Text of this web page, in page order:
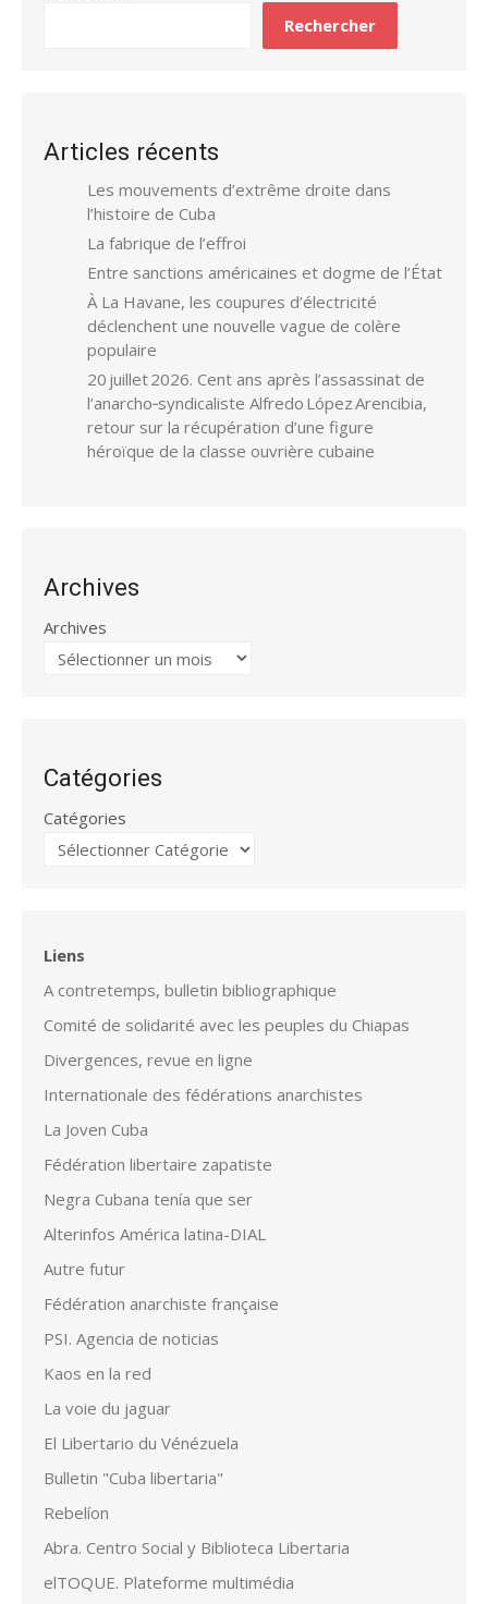
Rechercher
Articles récents
Les mouvements d’extrême droite dans
l’histoire de Cuba
La fabrique de l’effroi
Entre sanctions américaines et dogme de l’État
À La Havane, les coupures d’électricité
déclenchent une nouvelle vague de colère
populaire
20 juillet 2026. Cent ans après l’assassinat de
l’anarcho‑syndicaliste Alfredo López Arencibia,
retour sur la récupération d’une figure
héroïque de la classe ouvrière cubaine
Archives
Archives
Catégories
Catégories
Liens
A contretemps, bulletin bibliographique
Comité de solidarité avec les peuples du Chiapas
Divergences, revue en ligne
Internationale des fédérations anarchistes
La Joven Cuba
Fédération libertaire zapatiste
Negra Cubana tenía que ser
Alterinfos América latina-DIAL
Autre futur
Fédération anarchiste française
PSI. Agencia de noticias
Kaos en la red
La voie du jaguar
El Libertario du Vénézuela
Bulletin "Cuba libertaria"
Rebelíon
Abra. Centro Social y Biblioteca Libertaria
elTOQUE. Plateforme multimédia